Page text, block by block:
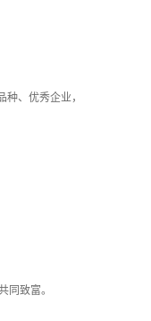
、优秀企业，
致富。